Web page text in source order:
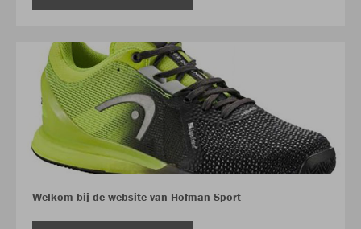
Welkom bij de website van Hofman Sport